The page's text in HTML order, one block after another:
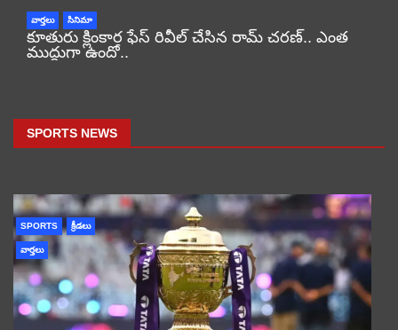
వార్తలు సినిమా
కూతురు క్లింకార ఫేస్ రివీల్ చేసిన రామ్ చరణ్.. ఎంత
ముద్దుగా ఉందో..
SPORTS NEWS
SPORTS క్రీడలు
వార్తలు